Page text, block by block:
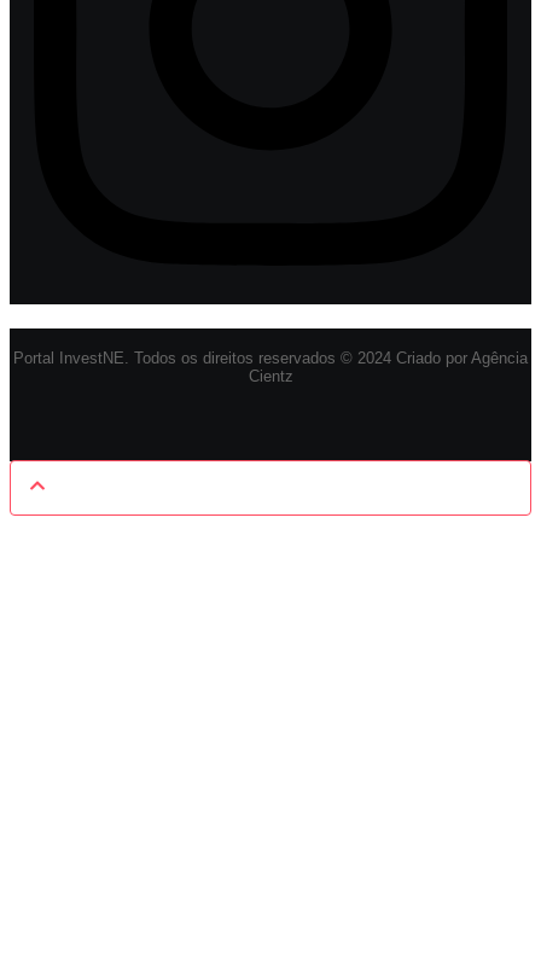
Portal InvestNE. Todos os direitos reservados © 2024 Criado por Agência
Cientz